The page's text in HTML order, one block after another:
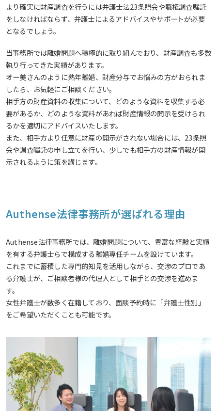
より確実に財産調査を行うには弁護士法23条照会や職権調査嘱託
をしなければならず、弁護士によるアドバイスやサポートが必要
となるでしょう。
当事務所では離婚問題へ積極的に取り組んでおり、財産調査も多数
執り行ってきた実績があります。
オー美さんのように熟年離婚、財産分与でお悩みの方がおられま
したら、お気軽にご相談ください。
相手方の財産資料の収集について、どのような資料を収集する必
要があるか、どのような資料があれば財産情報の開示を受けられ
るかを適切にアドバイスいたします。
また、相手方より任意に財産の開示がされない場合には、23条照
会や調査嘱託の申し立てを行い、少しでも相手方の財産情報が開
示されるように策を講じます。
Authense法律事務所が選ばれる理由
Authense法律事務所では、離婚問題について、豊富な経験と実績
を有する弁護士らで構成する離婚専任チームを設けています。
これまでに蓄積した専門的知見を活用しながら、交渉のプロであ
る弁護士が、ご相談者様の代理人として相手との交渉を進めま
す。
女性弁護士が数多く在籍しており、面談予約時に「弁護士性別」
をご希望いただくことも可能です。